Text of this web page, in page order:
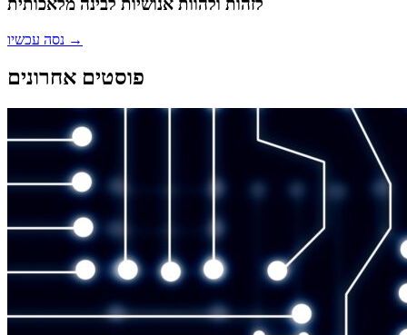
לזהות ולהוות אנושיות לבינה מלאכותית
נסה עכשיו →
פוסטים אחרונים